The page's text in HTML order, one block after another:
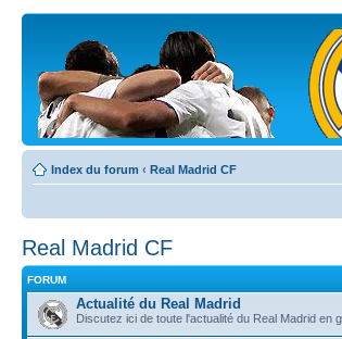
Index du forum ‹ Real Madrid CF
Real Madrid CF
FORUM
Actualité du Real Madrid
Discutez ici de toute l'actualité du Real Madrid en